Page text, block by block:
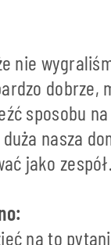
nie
dobrze,
sposobu
nasza
jako
na to